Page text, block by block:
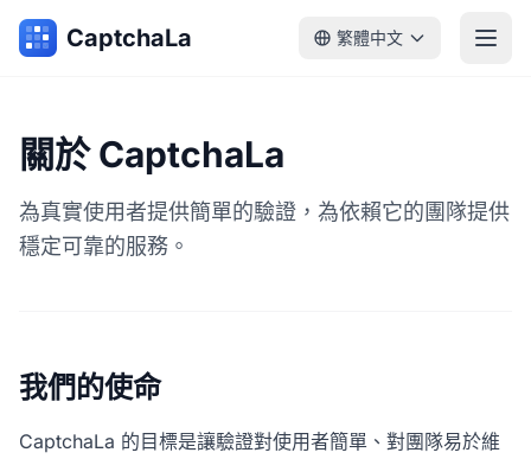
CaptchaLa 繁體中文
關於 CaptchaLa
為真實使用者提供簡單的驗證，為依賴它的團隊提供
穩定可靠的服務。
我們的使命
CaptchaLa 的目標是讓驗證對使用者簡單、對團隊易於維